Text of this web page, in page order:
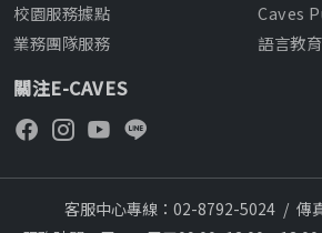
校園服務據點
業務團隊服務
Caves
語言教
關注E-CAVES
客服中心專線：02-8792-5024 / 傳